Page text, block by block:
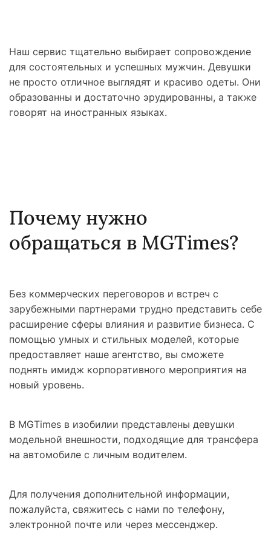
Наш сервис тщательно выбирает сопровождение
для состоятельных и успешных мужчин. Девушки
не просто отличное выглядят и красиво одеты. Они
образованны и достаточно эрудированны, а также
говорят на иностранных языках.
Почему нужно
обращаться в MGTimes?
Без коммерческих переговоров и встреч с
зарубежными партнерами трудно представить себе
расширение сферы влияния и развитие бизнеса. С
помощью умных и стильных моделей, которые
предоставляет наше агентство, вы сможете
поднять имидж корпоративного мероприятия на
новый уровень.
В MGTimes в изобилии представлены девушки
модельной внешности, подходящие для трансфера
на автомобиле с личным водителем.
Для получения дополнительной информации,
пожалуйста, свяжитесь с нами по телефону,
электронной почте или через мессенджер.